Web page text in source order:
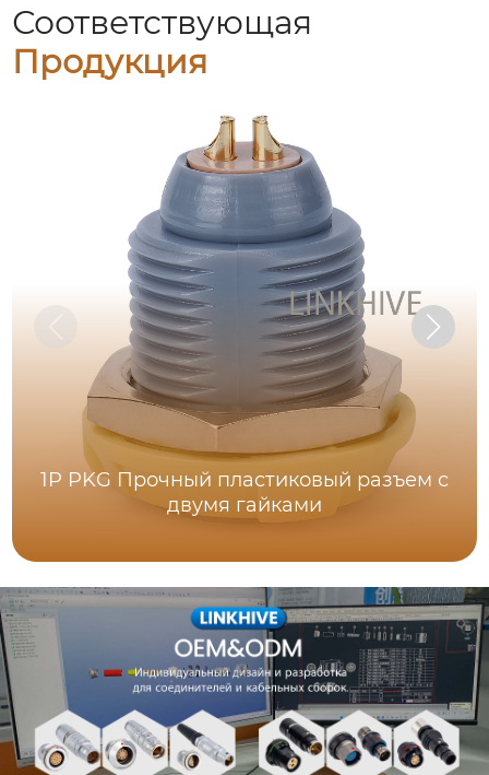
Соответствующая
Продукция
1P PKG Прочный пластиковый разъем с
двумя гайками